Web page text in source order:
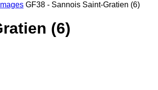
GF38 - Sannois Saint-Gratien (6)
(6)